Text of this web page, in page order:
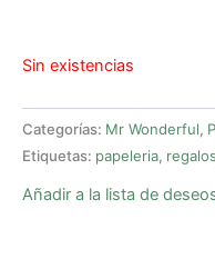
Sin existencias
Categorías: Mr Wonderful,
Etiquetas: papeleria, regalos
Añadir a la lista de